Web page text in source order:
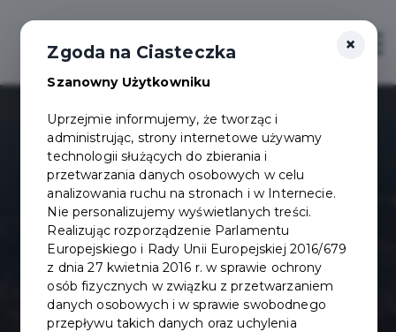
×
Zgoda na Ciasteczka
Szanowny Użytkowniku
Uprzejmie informujemy, że tworząc i
administrując, strony internetowe używamy
technologii służących do zbierania i
przetwarzania danych osobowych w celu
analizowania ruchu na stronach i w Internecie.
Nie personalizujemy wyświetlanych treści.
Realizując rozporządzenie Parlamentu
Europejskiego i Rady Unii Europejskiej 2016/679
z dnia 27 kwietnia 2016 r. w sprawie ochrony
osób fizycznych w związku z przetwarzaniem
danych osobowych i w sprawie swobodnego
przepływu takich danych oraz uchylenia